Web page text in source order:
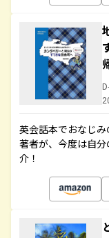
英会話本でおなじ
著者が、今度は自
介！